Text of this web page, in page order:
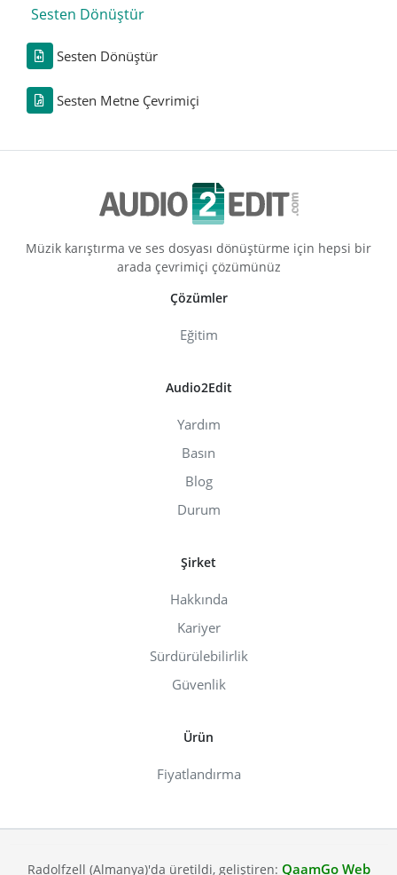
Sesten Dönüştür
Sesten Dönüştür
Sesten Metne Çevrimiçi
Müzik karıştırma ve ses dosyası dönüştürme için hepsi bir
arada çevrimiçi çözümünüz
Çözümler
Eğitim
Audio2Edit
Yardım
Basın
Blog
Durum
Şirket
Hakkında
Kariyer
Sürdürülebilirlik
Güvenlik
Ürün
Fiyatlandırma
Radolfzell (Almanya)'da üretildi, geliştiren: QaamGo Web